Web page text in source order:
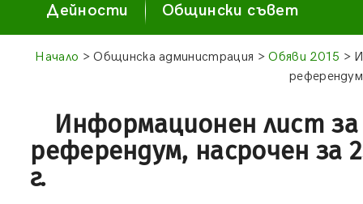
Дейности Общински съвет
Начало > Общинска администрация >Обяви 2015 >
Информационен лист за
референдум, насрочен за
г.